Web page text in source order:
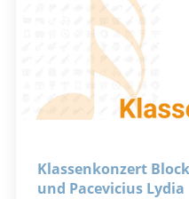
Klassenkonzert
und Pacevicius Lydia